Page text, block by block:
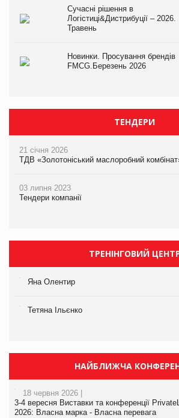
Сучасні рішення в
Логістиці&Дистрибуції – 2026.
Травень
Новинки. Просування брендів
FMCG.Березень 2026
ТЕНДЕРИ
21 січня 2026
ТДВ «Золотоніський маслоробний
03 липня 2023
Тендери компанії
ТРЕНІНГОВИЙ
Яна Олентир
Тетяна Ільєнко
НАЙБЛИЖЧА
18 червня 2026 |
3-4 вересня Виставки та конференції
2026: Власна марка - Власна перевага